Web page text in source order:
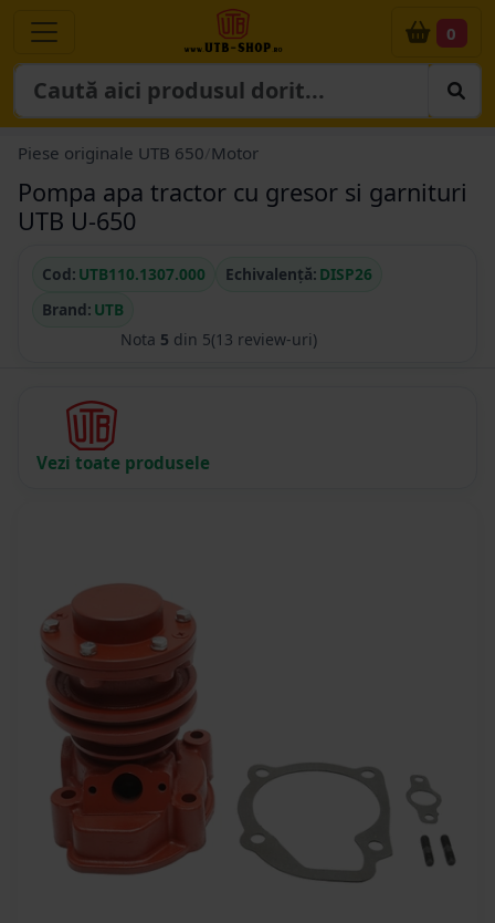
0
Piese originale UTB 650 Motor
Pompa apa tractor cu gresor si garnituri
UTB U-650
Cod: UTB110.1307.000 Echivalență: DISP26
Brand: UTB
Nota 5 din 5(13 review-uri)
Vezi toate produsele